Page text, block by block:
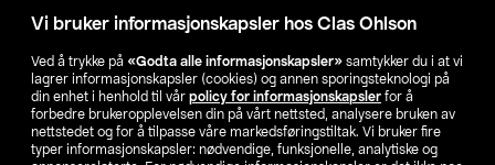
Vi bruker informasjonskapsler hos Clas Ohlson
Ved å trykke på «Godta alle informasjonskapsler» samtykker du i at vi
lagrer informasjonskapsler (cookies) og annen sporingsteknologi på
din enhet i henhold til vår policy for informasjonskapsler for å
forbedre brukeropplevelsen din på vårt nettsted, analysere bruken av
nettstedet og for å tilpasse våre markedsføringstiltak. Vi bruker fire
typer informasjonskapsler: nødvendige, funksjonelle, analytiske og
Våre selskaper
Finn din butikk